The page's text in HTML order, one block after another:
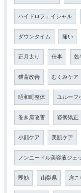
ハイドロフェイシャル
ダウンタイム 痛い
正月太り 仕事 効
猫背改善 むくみケア
昭和町整体 ユルーフ
巻き肩改善 姿勢矯正
小顔ケア 美肌ケア
ノンニードル美容液ジェ
即効 山梨県 肩こ